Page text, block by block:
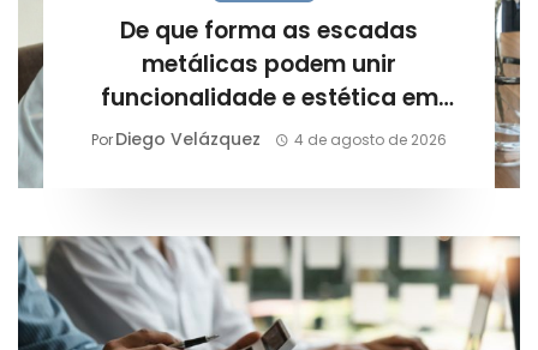
De que forma as escadas
metálicas podem unir
funcionalidade e estética em
projetos arquitetônicos?
PorDiego Velázquez 4 de agosto de 2026